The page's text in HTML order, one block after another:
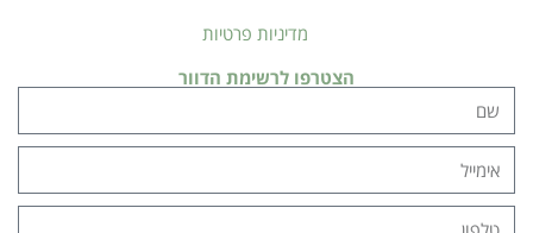
מדיניות פרטיות
הצטרפו לרשימת הדוור